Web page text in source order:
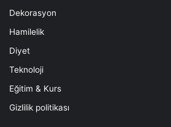
Dekorasyon
Hamilelik
Diyet
Teknoloji
Eğitim & Kurs
Gizlilik politikası